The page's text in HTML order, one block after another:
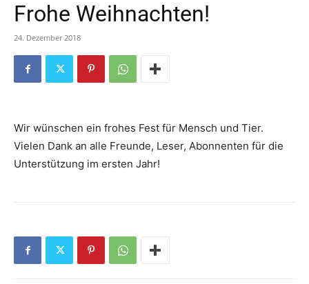
Frohe Weihnachten!
24. Dezember 2018
Wir wünschen ein frohes Fest für Mensch und Tier.
Vielen Dank an alle Freunde, Leser, Abonnenten für die
Unterstützung im ersten Jahr!